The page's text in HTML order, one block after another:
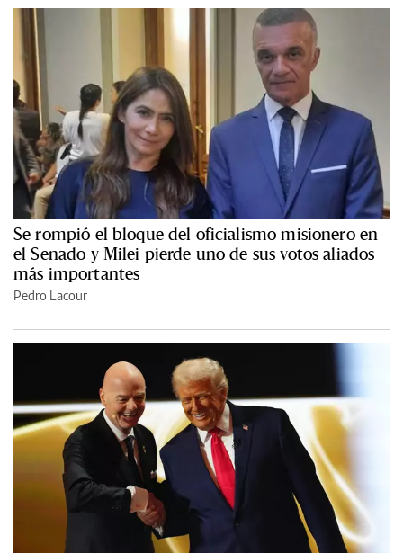
Se rompió el bloque del oficialismo misionero en
el Senado y Milei pierde uno de sus votos aliados
más importantes
Pedro Lacour